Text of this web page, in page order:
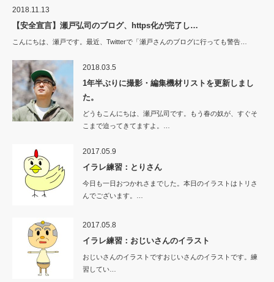
2018.11.13
【安全宣言】瀬戸弘司のブログ、https化が完了し…
こんにちは、瀬戸です。最近、Twitterで「瀬戸さんのブログに行っても警告…
2018.03.5
1年半ぶりに撮影・編集機材リストを更新しまし
た。
どうもこんにちは、瀬戸弘司です。もう春の奴が、すぐそ
こまで迫ってきてますよ。…
2017.05.9
イラレ練習：とりさん
今日も一日おつかれさまでした。本日のイラストはトリさ
んでございます。…
2017.05.8
イラレ練習：おじいさんのイラスト
おじいさんのイラストですおじいさんのイラストです。練
習してい…